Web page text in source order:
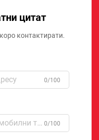
цитат
контактирати.
0/100
0/100